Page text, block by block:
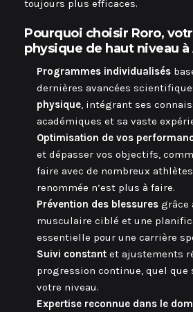
toujours plus efficaces.
Pourquoi choisir Roro,
physique de haut niveau à
Programmes individualisés
dernières avancées
physique, intégrant ses
académiques et sa vaste
Optimisation de vos
et dépasser vos objectifs,
faire avec de nombreux
renommée n’est plus à faire.
Prévention des blessures grâce
musculaire ciblé et une
essentielle pour une carrière
Suivi constant et ajustements
progression continue, quel que
votre niveau.
Expertise reconnue dans le